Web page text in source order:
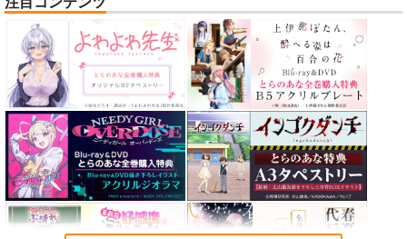
nanka A kanji no titl
ハイパーソニックソウ
ル
2,200円（税込）
Fate/Grand Order
インドラ
近藤勇
サンプル
作って食べよう陸軍
飯-野外炊事・携行食
編-
シオサイ。
専売 1,100円（税込）
ミリタリー
サンプル
公王様のおしごと
C:設計室
700円（税込）
シャリア・ブル
アルテイシア
サンプル